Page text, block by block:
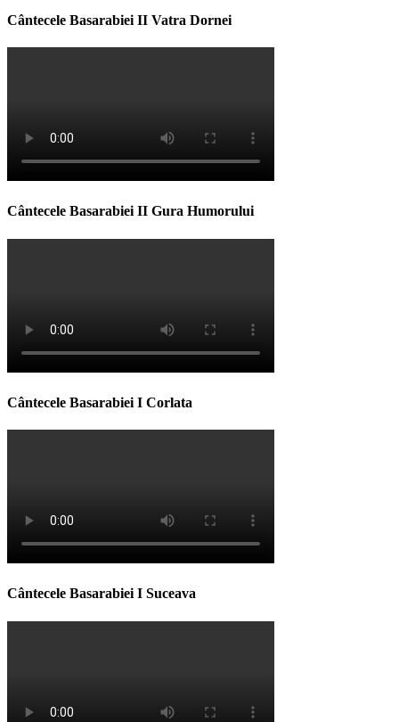
Cântecele Basarabiei II Vatra Dornei
Cântecele Basarabiei II Gura Humorului
Cântecele Basarabiei I Corlata
Cântecele Basarabiei I Suceava